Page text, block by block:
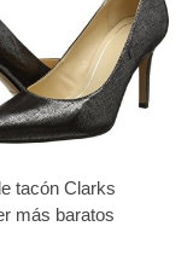
tacón Clarks
más baratos